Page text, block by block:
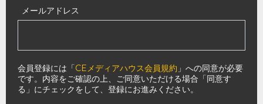
メールアドレス
会員登録には「CEメディアハウス会員規約 」への同意が必要
です。内容をご確認の上、ご同意いただける場合「同意す
る」にチェックをして、登録にお進みください。